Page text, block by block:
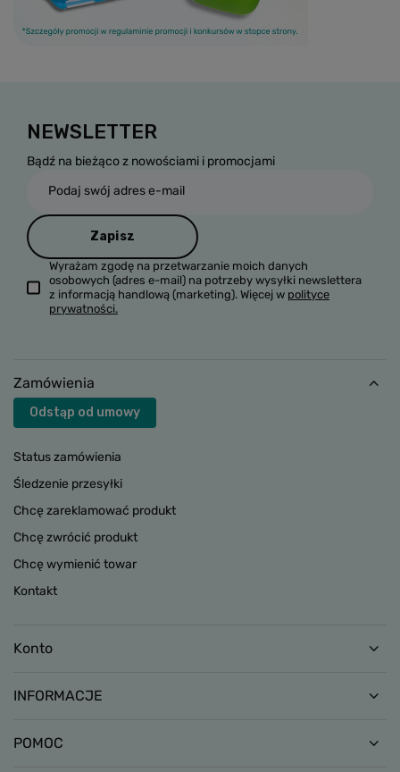
NEWSLETTER
Bądź na bieżąco z nowościami i promocjami
Podaj swój adres e-mail
Zapisz
Wyrażam zgodę na przetwarzanie moich danych
osobowych (adres e-mail) na potrzeby wysyłki newslettera
z informacją handlową (marketing). Więcej w polityce
prywatności.
Zamówienia
Odstąp od umowy
Status zamówienia
Śledzenie przesyłki
Chcę zareklamować produkt
Chcę zwrócić produkt
Chcę wymienić towar
Kontakt
Konto
INFORMACJE
POMOC